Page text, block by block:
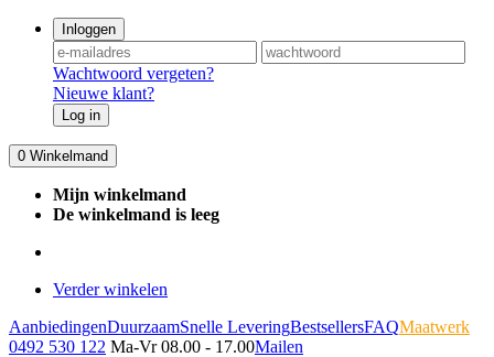
Inloggen
Wachtwoord vergeten?
Nieuwe klant?
Log in
0 Winkelmand
Mijn winkelmand
De winkelmand is leeg
Verder winkelen
AanbiedingenDuurzaamSnelle LeveringBestsellersFAQMaatwerk
0492 530 122 Ma-Vr 08.00 - 17.00Mailen